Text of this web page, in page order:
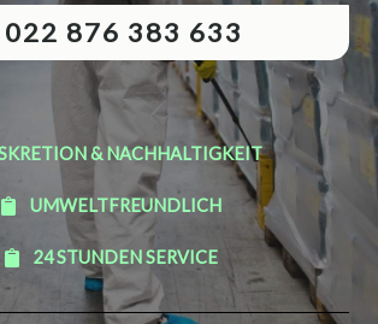
022 876 383 633
& NACHHALTIGKEIT
UMWELTFREUNDLICH
24 STUNDEN SERVICE